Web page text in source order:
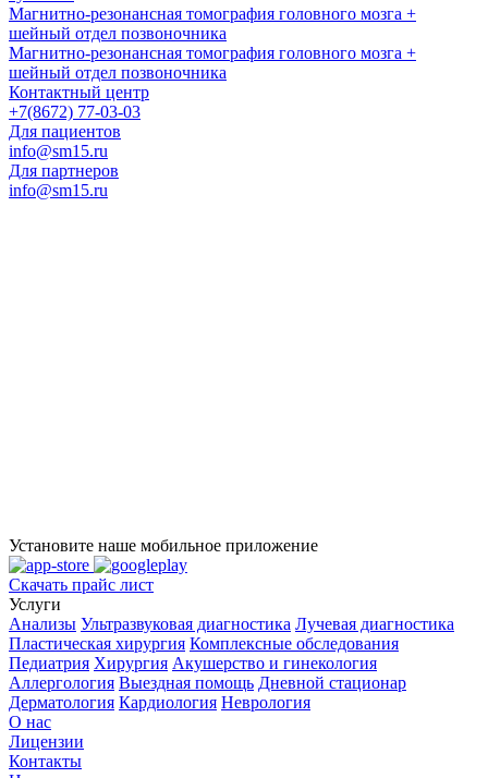
Магнитно-резонансная томография головного мозга +
шейный отдел позвоночника
Магнитно-резонансная томография головного мозга +
шейный отдел позвоночника
Контактный центр
+7(8672) 77-03-03
Для пациентов
info@sm15.ru
Для партнеров
info@sm15.ru
Установите наше мобильное приложение
Скачать прайс лист
Услуги
Анализы Ультразвуковая диагностика Лучевая диагностика
Пластическая хирургия Комплексные обследования
Педиатрия Хирургия Акушерство и гинекология
Аллергология Выездная помощь Дневной стационар
Дерматология Кардиология Неврология
О нас
Лицензии
Контакты